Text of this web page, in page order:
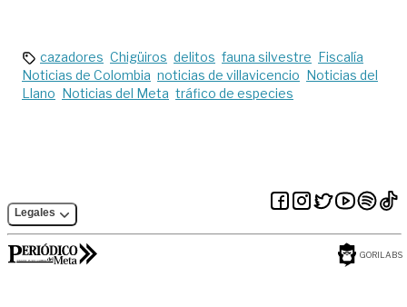
cazadores Chigüiros delitos fauna silvestre Fiscalía
Noticias de Colombia noticias de villavicencio Noticias del
Llano Noticias del Meta tráfico de especies
Legales
GORILABS